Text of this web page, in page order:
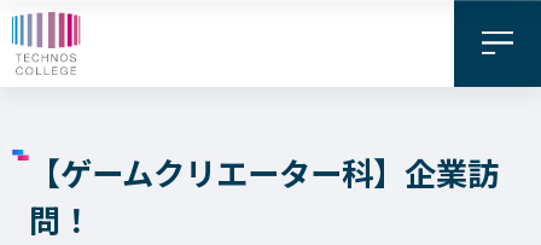
【ゲームクリエーター科】企業訪
問！